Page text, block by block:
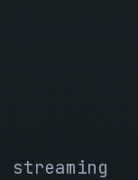
streaming